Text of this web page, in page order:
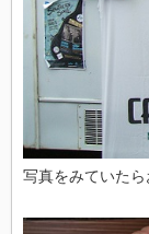
写真をみていた